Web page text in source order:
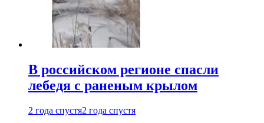
В российском регионе спасли
лебедя с раненым крылом
2 года спустя2 года спустя